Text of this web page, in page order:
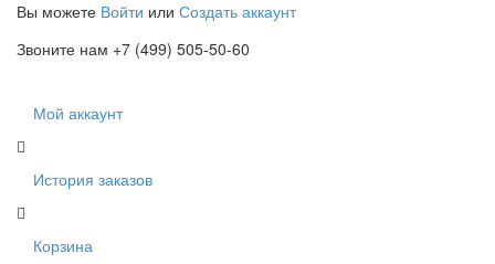
Вы можете Войти или Создать аккаунт
Звоните нам +7 (499) 505-50-60
Мой аккаунт
История заказов
Корзина